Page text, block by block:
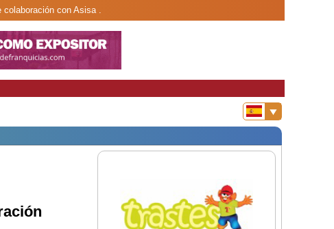
colaboración con Asisa .